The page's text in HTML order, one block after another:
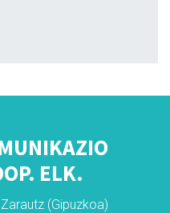
ELK.
(Gipuzkoa)